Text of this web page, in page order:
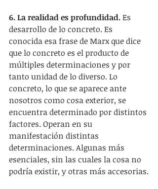
6. La realidad es profundidad. Es
desarrollo de lo concreto. Es
conocida esa frase de Marx que dice
que lo concreto es el producto de
múltiples determinaciones y por
tanto unidad de lo diverso. Lo
concreto, lo que se aparece ante
nosotros como cosa exterior, se
encuentra determinado por distintos
factores. Operan en su
manifestación distintas
determinaciones. Algunas más
esenciales, sin las cuales la cosa no
podría existir, y otras más accesorias.